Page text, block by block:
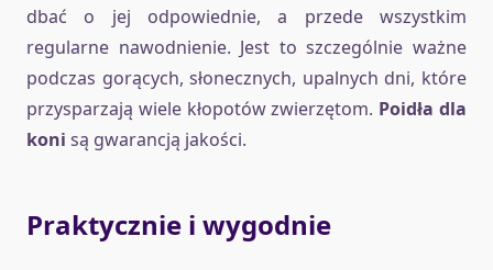
dbać o jej odpowiednie, a przede wszystkim
regularne nawodnienie. Jest to szczególnie ważne
podczas gorących, słonecznych, upalnych dni, które
przysparzają wiele kłopotów zwierzętom. Poidła dla
koni są gwarancją jakości.
Praktycznie i wygodnie